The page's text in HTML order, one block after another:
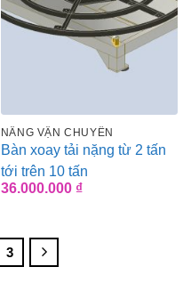
NÂNG VẬN CHUYỂN
Bàn xoay tải nặng từ 2 tấn
tới trên 10 tấn
36.000.000 ₫
3